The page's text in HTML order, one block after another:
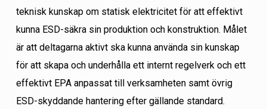
teknisk kunskap om statisk elektricitet för att effektivt
kunna ESD-säkra sin produktion och konstruktion. Målet
är att deltagarna aktivt ska kunna använda sin kunskap
för att skapa och underhålla ett internt regelverk och ett
effektivt EPA anpassat till verksamheten samt övrig
ESD-skyddande hantering efter gällande standard.